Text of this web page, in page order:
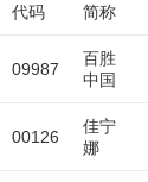
代码 简称
09987
百胜
中国
00126
佳宁
娜